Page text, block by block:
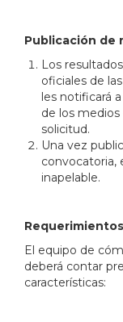
Publicación de
Los
oficiales de
les notificará
de los
solicitud.
Una vez
convocatoria,
inapelable.
El equipo de
deberá contar
características: